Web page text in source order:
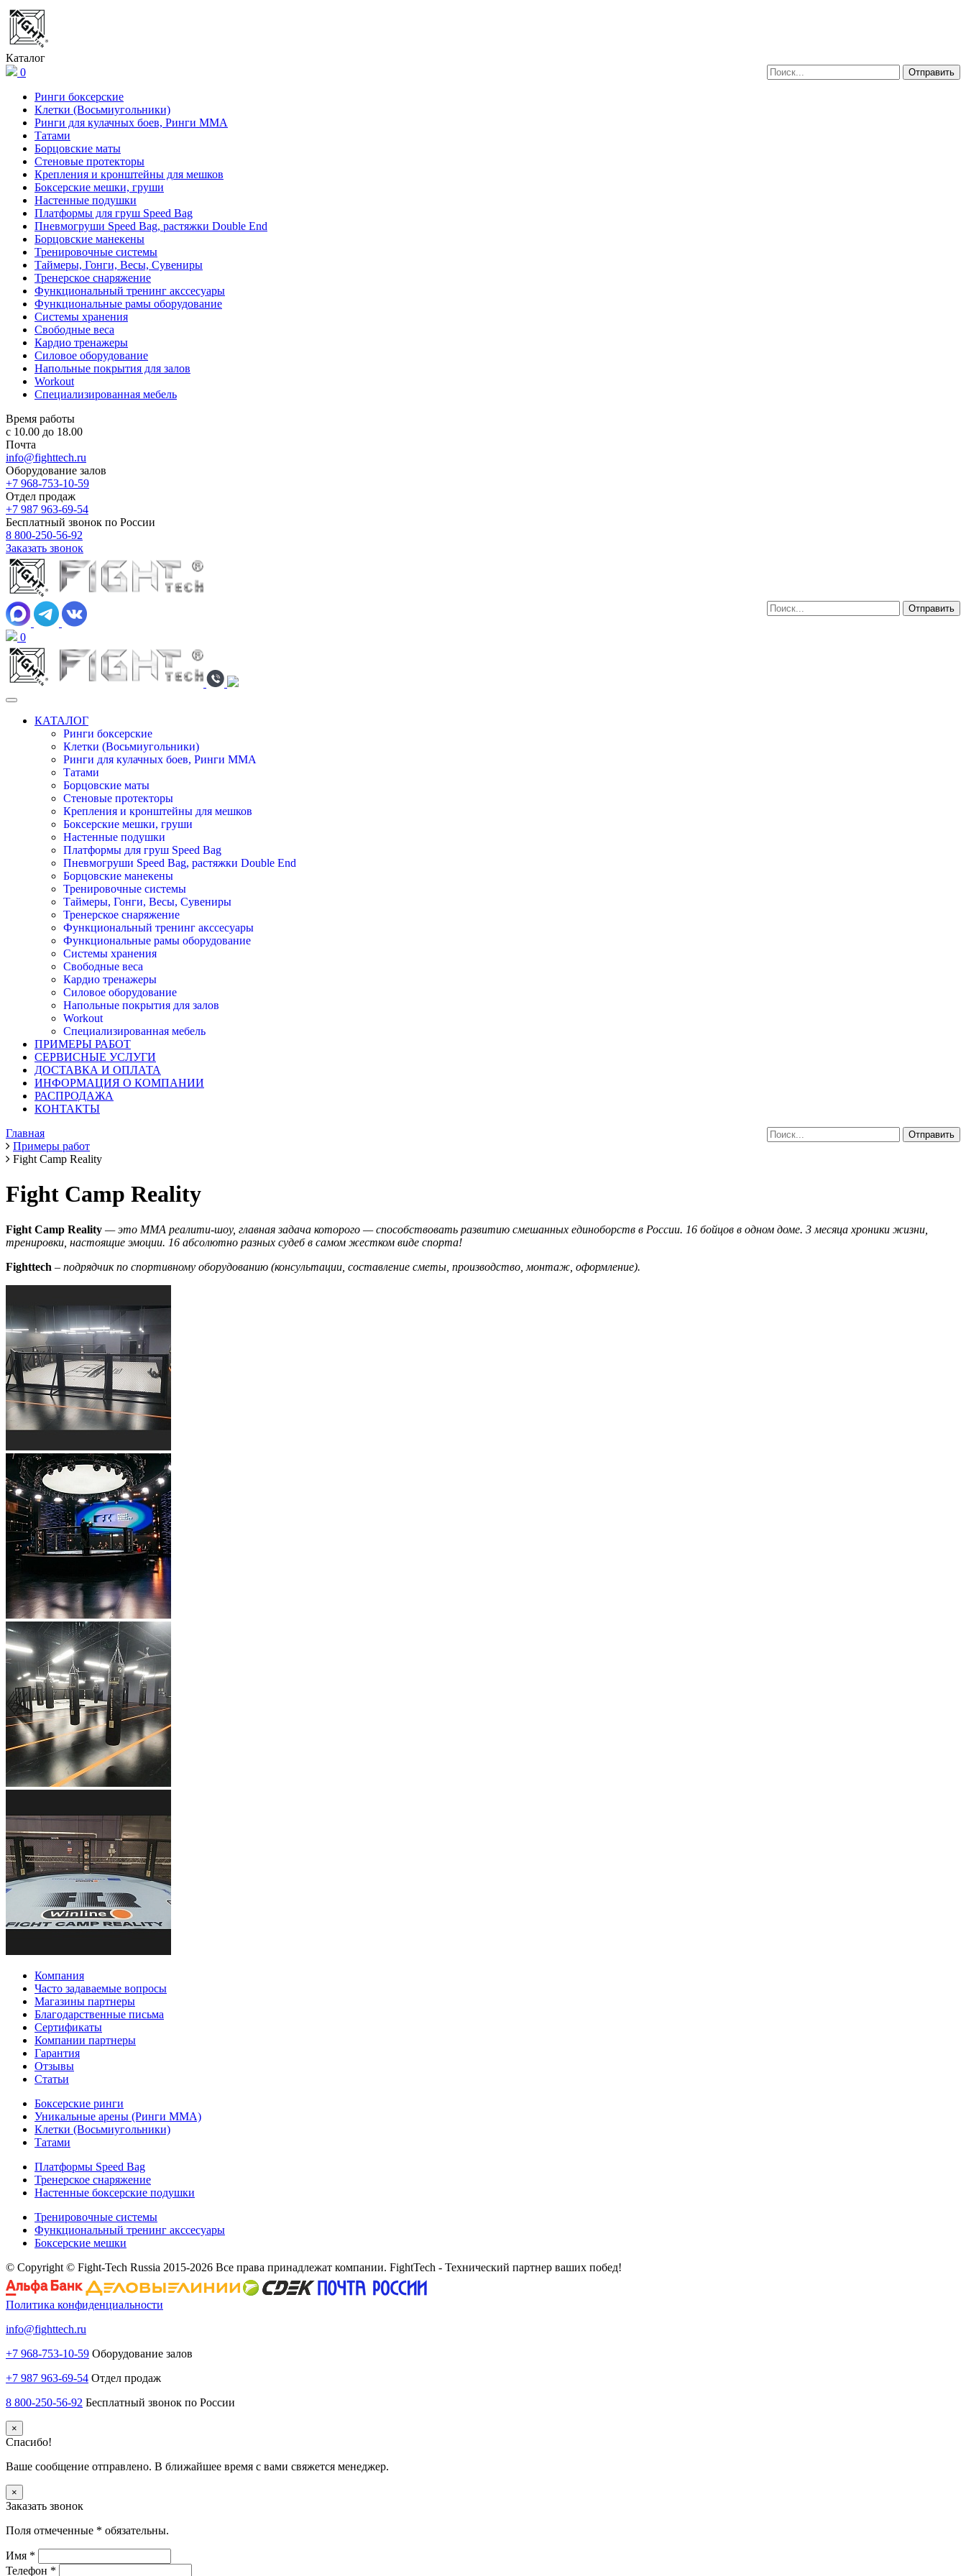
Каталог
0
Ринги боксерские
Клетки (Восьмиугольники)
Ринги для кулачных боев, Ринги ММА
Татами
Борцовские маты
Стеновые протекторы
Крепления и кронштейны для мешков
Боксерские мешки, груши
Настенные подушки
Платформы для груш Speed Bag
Пневмогруши Speed Bag, растяжки Double End
Борцовские манекены
Тренировочные системы
Таймеры, Гонги, Весы, Сувениры
Тренерское снаряжение
Функциональный тренинг акссесуары
Функциональные рамы оборудование
Системы хранения
Свободные веса
Кардио тренажеры
Силовое оборудование
Напольные покрытия для залов
Workout
Специализированная мебель
Время работы
с 10.00 до 18.00
Почта
info@fighttech.ru
Оборудование залов
+7 968-753-10-59
Отдел продаж
+7 987 963-69-54
Бесплатный звонок по России
8 800-250-56-92
Заказать звонок
0
КАТАЛОГ
Ринги боксерские
Клетки (Восьмиугольники)
Ринги для кулачных боев, Ринги ММА
Татами
Борцовские маты
Стеновые протекторы
Крепления и кронштейны для мешков
Боксерские мешки, груши
Настенные подушки
Платформы для груш Speed Bag
Пневмогруши Speed Bag, растяжки Double End
Борцовские манекены
Тренировочные системы
Таймеры, Гонги, Весы, Сувениры
Тренерское снаряжение
Функциональный тренинг акссесуары
Функциональные рамы оборудование
Системы хранения
Свободные веса
Кардио тренажеры
Силовое оборудование
Напольные покрытия для залов
Workout
Специализированная мебель
ПРИМЕРЫ РАБОТ
СЕРВИСНЫЕ УСЛУГИ
ДОСТАВКА И ОПЛАТА
ИНФОРМАЦИЯ О КОМПАНИИ
РАСПРОДАЖА
КОНТАКТЫ
Главная
Примеры работ
Fight Camp Reality
Fight Camp Reality
Fight Camp Reality — это ММА реалити-шоу, главная задача которого — способствовать развитию смешанных единоборств в России. 16 бойцов в одном доме. 3 месяца хроники жизни,
тренировки, настоящие эмоции. 16 абсолютно разных судеб в самом жестком виде спорта!
Fighttech – подрядчик по спортивному оборудованию (консультации, составление сметы, производство, монтаж, оформление).
Компания
Часто задаваемые вопросы
Магазины партнеры
Благодарственные письма
Сертификаты
Компании партнеры
Гарантия
Отзывы
Статьи
Боксерские ринги
Уникальные арены (Ринги ММА)
Клетки (Восьмиугольники)
Татами
Платформы Speed Bag
Тренерское снаряжение
Настенные боксерские подушки
Тренировочные системы
Функциональный тренинг акссесуары
Боксерские мешки
© Copyright © Fight-Tech Russia 2015-2026 Все права принадлежат компании. FightTech - Технический партнер ваших побед!
Политика конфиденциальности
info@fighttech.ru
+7 968-753-10-59 Оборудование залов
+7 987 963-69-54 Отдел продаж
8 800-250-56-92 Бесплатный звонок по России
×
Спасибо!
Ваше сообщение отправлено. В ближайшее время с вами свяжется менеджер.
×
Заказать звонок
Поля отмеченные * обязательны.
Имя *
Телефон *